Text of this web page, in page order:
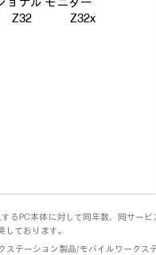
Z32
Z32x
るPC本体に対して同年数、同サー
しております。
ステーション製品/モバイルワークス